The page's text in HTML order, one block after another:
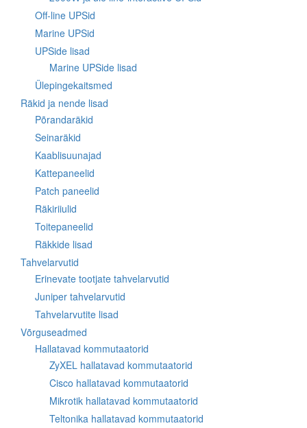
Off-line UPSid
Marine UPSid
UPSide lisad
Marine UPSide lisad
Ülepingekaitsmed
Räkid ja nende lisad
Põrandaräkid
Seinaräkid
Kaablisuunajad
Kattepaneelid
Patch paneelid
Räkiriiulid
Toitepaneelid
Räkkide lisad
Tahvelarvutid
Erinevate tootjate tahvelarvutid
Juniper tahvelarvutid
Tahvelarvutite lisad
Võrguseadmed
Hallatavad kommutaatorid
ZyXEL hallatavad kommutaatorid
Cisco hallatavad kommutaatorid
Mikrotik hallatavad kommutaatorid
Teltonika hallatavad kommutaatorid